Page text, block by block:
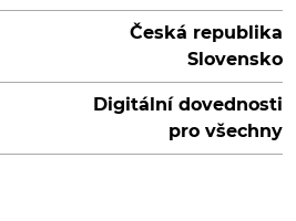
Česká republika
Slovensko
Digitální dovednosti
pro všechny